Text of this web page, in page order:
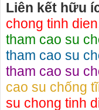
Liên kết hữu
chong tinh dien
tham cao su
tham cao su
tham cao su
cao su chống
su chong tinh
thuê nhà nguyên căn